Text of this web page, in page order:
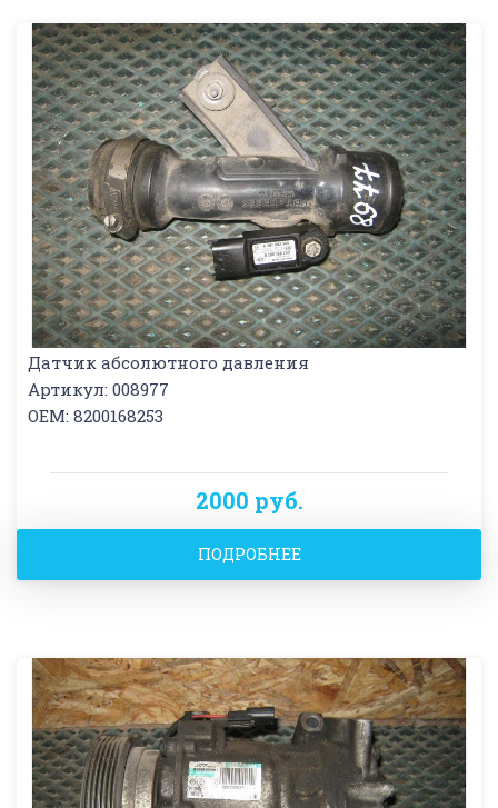
Датчик абсолютного давления
Артикул: 008977
OEM: 8200168253
2000 руб.
ПОДРОБНЕЕ